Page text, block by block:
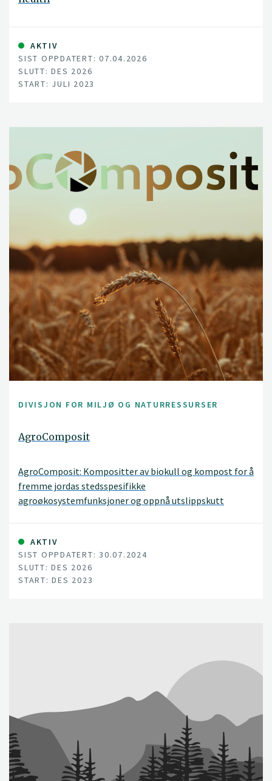
AKTIV
SIST OPPDATERT: 07.04.2026
SLUTT: DES 2026
START: JULI 2023
DIVISJON FOR MILJØ OG NATURRESSURSER
AgroComposit
AgroComposit: Kompositter av biokull og kompost for å
fremme jordas stedsspesifikke
agroøkosystemfunksjoner og oppnå utslippskutt
AKTIV
SIST OPPDATERT: 30.07.2024
SLUTT: DES 2026
START: DES 2023